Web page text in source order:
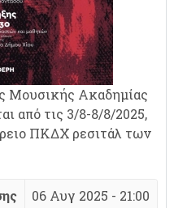
Μουσικής Ακαδημίας
από τις 3/8-8/8/2025,
ΠΚΔΧ ρεσιτάλ των
06 Αυγ 2025 - 21:00